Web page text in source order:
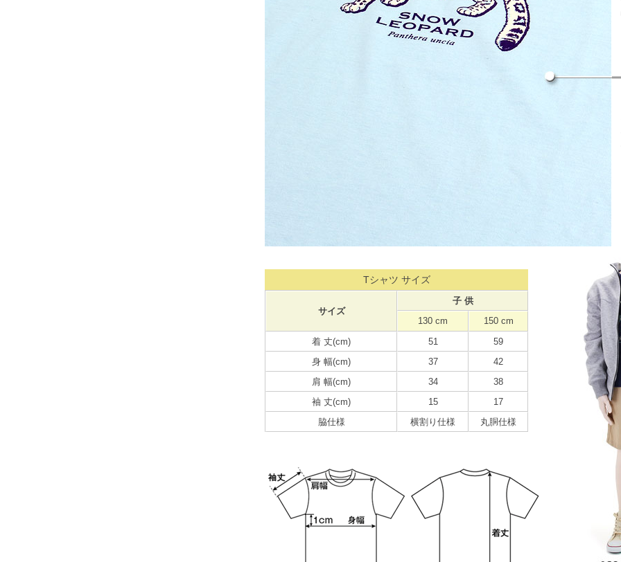
Tシャツ サイズ
サイズ
子 供
130 cm
150 cm
着 丈(cm)
51
59
身 幅(cm)
37
42
肩 幅(cm)
34
38
袖 丈(cm)
15
17
脇仕様
横割り仕様 丸胴仕様